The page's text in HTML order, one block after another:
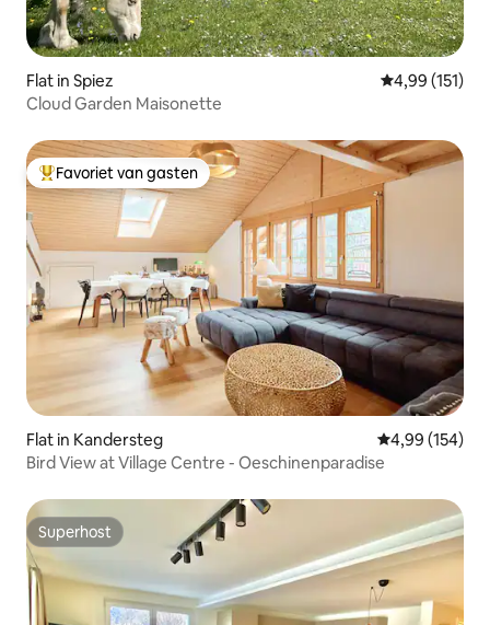
Flat in Spiez Gemiddelde
4,99 (151)
Cloud Garden Maisonette
Topfavoriet van gasten
Favoriet van gasten
Flat in Kandersteg Gemiddelde
4,99 (154)
Bird View at Village Centre - Oeschinenparadise
Superhost
Superhost